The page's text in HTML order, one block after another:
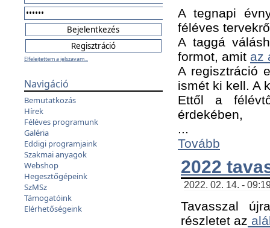
Elfelejtettem a jelszavam...
Navigáció
Bemutatkozás
Hírek
Féléves programunk
Galéria
Eddigi programjaink
Szakmai anyagok
Webshop
Hegesztőgépeink
SzMSz
Támogatóink
Elérhetőségeink
A tegnapi
féléves
A taggá
formot, amit az
A regisztráció
ismét ki kell. A
Ettől a
érdekében,
...
Tovább
2022
2022. 02. 14. -
Tavasszal
részletet az